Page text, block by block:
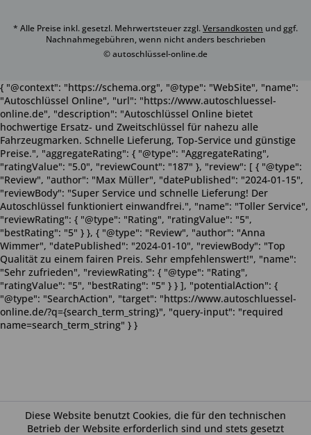
* Alle Preise inkl. gesetzl. Mehrwertsteuer zzgl.Versandkosten und ggf.
Nachnahmegebühren, wenn nicht anders beschrieben
© autoschlüssel-online.de
Diese Website benutzt Cookies, die für den technischen
Betrieb der Website erforderlich sind und stets gesetzt
{ "@context": "https://schema.org", "@type": "WebSite", "name":
"Autoschlüssel Online", "url": "https://www.autoschluessel-
online.de", "description": "Autoschlüssel Online bietet
hochwertige Ersatz- und Zweitschlüssel für nahezu alle
Fahrzeugmarken. Schnelle Lieferung, Top-Service und günstige
Preise.", "aggregateRating": { "@type": "AggregateRating",
"ratingValue": "5.0", "reviewCount": "187" }, "review": [ { "@type":
"Review", "author": "Max Müller", "datePublished": "2024-01-15",
"reviewBody": "Super Service und schnelle Lieferung! Der
Autoschlüssel funktioniert einwandfrei.", "name": "Toller Service",
"reviewRating": { "@type": "Rating", "ratingValue": "5",
"bestRating": "5" } }, { "@type": "Review", "author": "Anna
Wimmer", "datePublished": "2024-01-10", "reviewBody": "Top
Qualität zu einem fairen Preis. Sehr empfehlenswert!", "name":
"Sehr zufrieden", "reviewRating": { "@type": "Rating",
"ratingValue": "5", "bestRating": "5" } } ], "potentialAction": {
"@type": "SearchAction", "target": "https://www.autoschluessel-
online.de/?q={search_term_string}", "query-input": "required
name=search_term_string" } }